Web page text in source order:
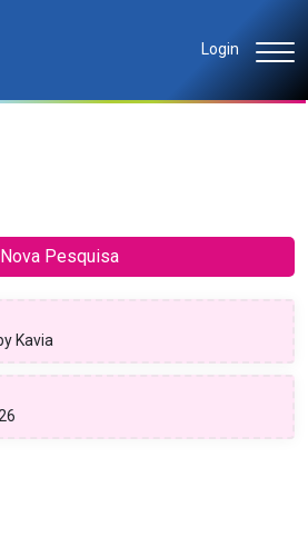
Login
Nova Pesquisa